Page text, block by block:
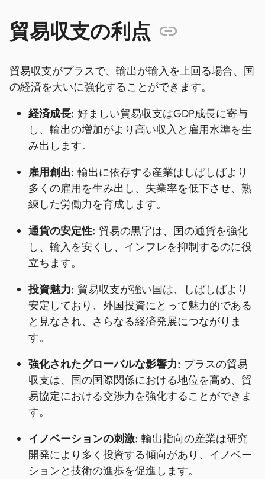
貿易収支の利点
貿易収支がプラスで、輸出が輸入を上回る場合、国
の経済を大いに強化することができます。
経済成長: 好ましい貿易収支はGDP成長に寄与
し、輸出の増加がより高い収入と雇用水準を生
み出します。
雇用創出: 輸出に依存する産業はしばしばより
多くの雇用を生み出し、失業率を低下させ、熟
練した労働力を育成します。
通貨の安定性: 貿易の黒字は、国の通貨を強化
し、輸入を安くし、インフレを抑制するのに役
立ちます。
投資魅力: 貿易収支が強い国は、しばしばより
安定しており、外国投資にとって魅力的である
と見なされ、さらなる経済発展につながりま
す。
強化されたグローバルな影響力: プラスの貿易
収支は、国の国際関係における地位を高め、貿
易協定における交渉力を強化することができま
す。
イノベーションの刺激: 輸出指向の産業は研究
開発により多く投資する傾向があり、イノベー
ションと技術の進歩を促進します。